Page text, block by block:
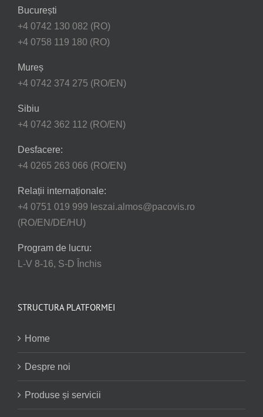
București
+4 0742 130 082 (RO)
+4 0758 119 180 (RO)
Mureș
+4 0742 374 275 (RO/EN)
Sibiu
+4 0742 362 112 (RO/EN)
Desfacere:
+4 0265 263 066 (RO/EN)
Relații internaționale:
+4 0751 019 999 leszai.almos@pacovis.ro
(RO/EN/DE/HU)
Program de lucru:
L-V 8-16, S-D Închis
STRUCTURA PLATFORMEI
Home
Despre noi
Produse și servicii